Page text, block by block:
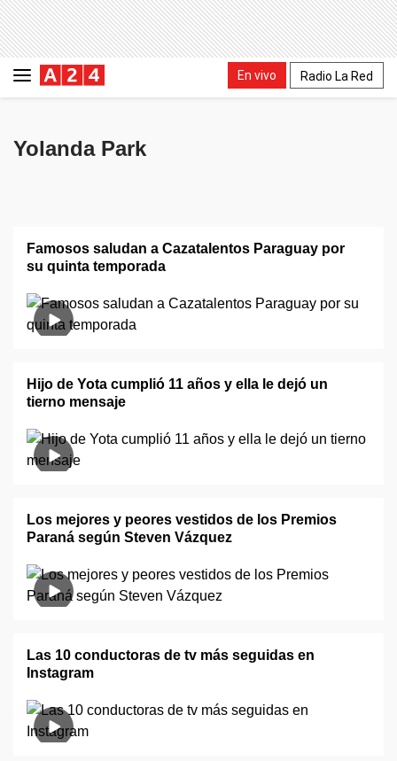
En vivo Radio La Red
Yolanda Park
Famosos saludan a Cazatalentos Paraguay por
su quinta temporada
Hijo de Yota cumplió 11 años y ella le dejó un
tierno mensaje
Los mejores y peores vestidos de los Premios
Paraná según Steven Vázquez
Las 10 conductoras de tv más seguidas en
Instagram